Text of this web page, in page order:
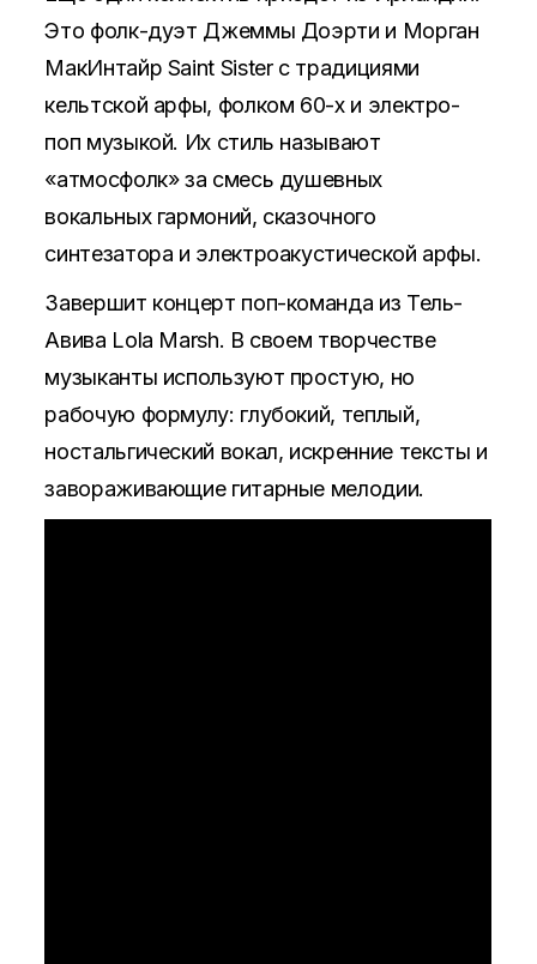
Это фолк-дуэт Джеммы Доэрти и Морган
МакИнтайр Saint Sister с традициями
кельтской арфы, фолком 60-х и электро-
поп музыкой. Их стиль называют
«атмосфолк» за смесь душевных
вокальных гармоний, сказочного
синтезатора и электроакустической арфы.
Завершит концерт поп-команда из Тель-
Авива Lola Marsh. В своем творчестве
музыканты используют простую, но
рабочую формулу: глубокий, теплый,
ностальгический вокал, искренние тексты и
завораживающие гитарные мелодии.